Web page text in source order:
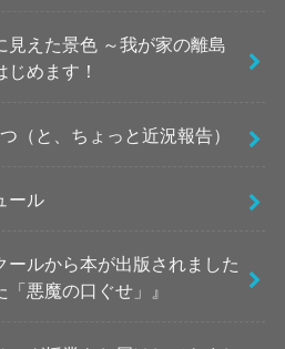
見えた景色 ～我が家の離島
めます！
（と、ちょっと近況報告）
ール
ールから本が出版されました
「悪魔の口ぐせ」』